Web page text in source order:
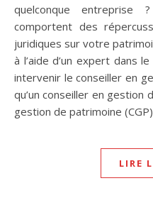
quelconque entreprise
comportent des
juridiques sur votre
à l’aide d’un expert dans
intervenir le conseiller en
qu’un conseiller en gestion
gestion de patrimoine
LIRE